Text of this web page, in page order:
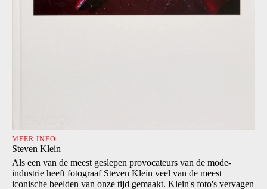
MEER INFO
Steven Klein
Als een van de meest geslepen provocateurs van de mode-
industrie heeft fotograaf Steven Klein veel van de meest
iconische beelden van onze tijd gemaakt. Klein's foto's vervagen